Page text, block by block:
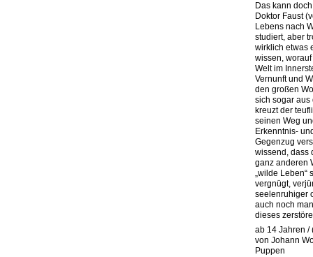
Das kann
Doktor Faust
Lebens nach
studiert, aber
wirklich etwas
wissen,
Welt im
Vernunft und
den großen
sich sogar aus
kreuzt der
seinen Weg
Erkenntnis-
Gegenzug
wissend, dass
ganz anderen
„wilde Leben“
vergnügt,
seelenruhiger
auch noch
dieses
ab 14 Jahren /
von Johann
Puppen